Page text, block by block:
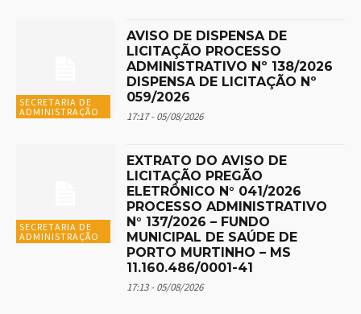
SECRETARIA DE
ADMINISTRAÇÃO
AVISO DE DISPENSA DE
LICITAÇÃO PROCESSO
ADMINISTRATIVO Nº 138/2026
DISPENSA DE LICITAÇÃO Nº
059/2026
17:17 - 05/08/2026
SECRETARIA DE
ADMINISTRAÇÃO
EXTRATO DO AVISO DE
LICITAÇÃO PREGÃO
ELETRÔNICO N° 041/2026
PROCESSO ADMINISTRATIVO
N° 137/2026 – FUNDO
MUNICIPAL DE SAÚDE DE
PORTO MURTINHO – MS
11.160.486/0001-41
17:13 - 05/08/2026